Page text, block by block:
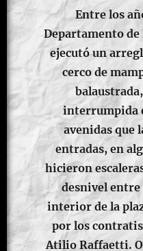
Entre los
Departamento
ejecutó un
cerco de
interrumpida
avenidas que
entradas, en
hicieron
desnivel entre
interior de la
por los
Atilio Raffaetti.